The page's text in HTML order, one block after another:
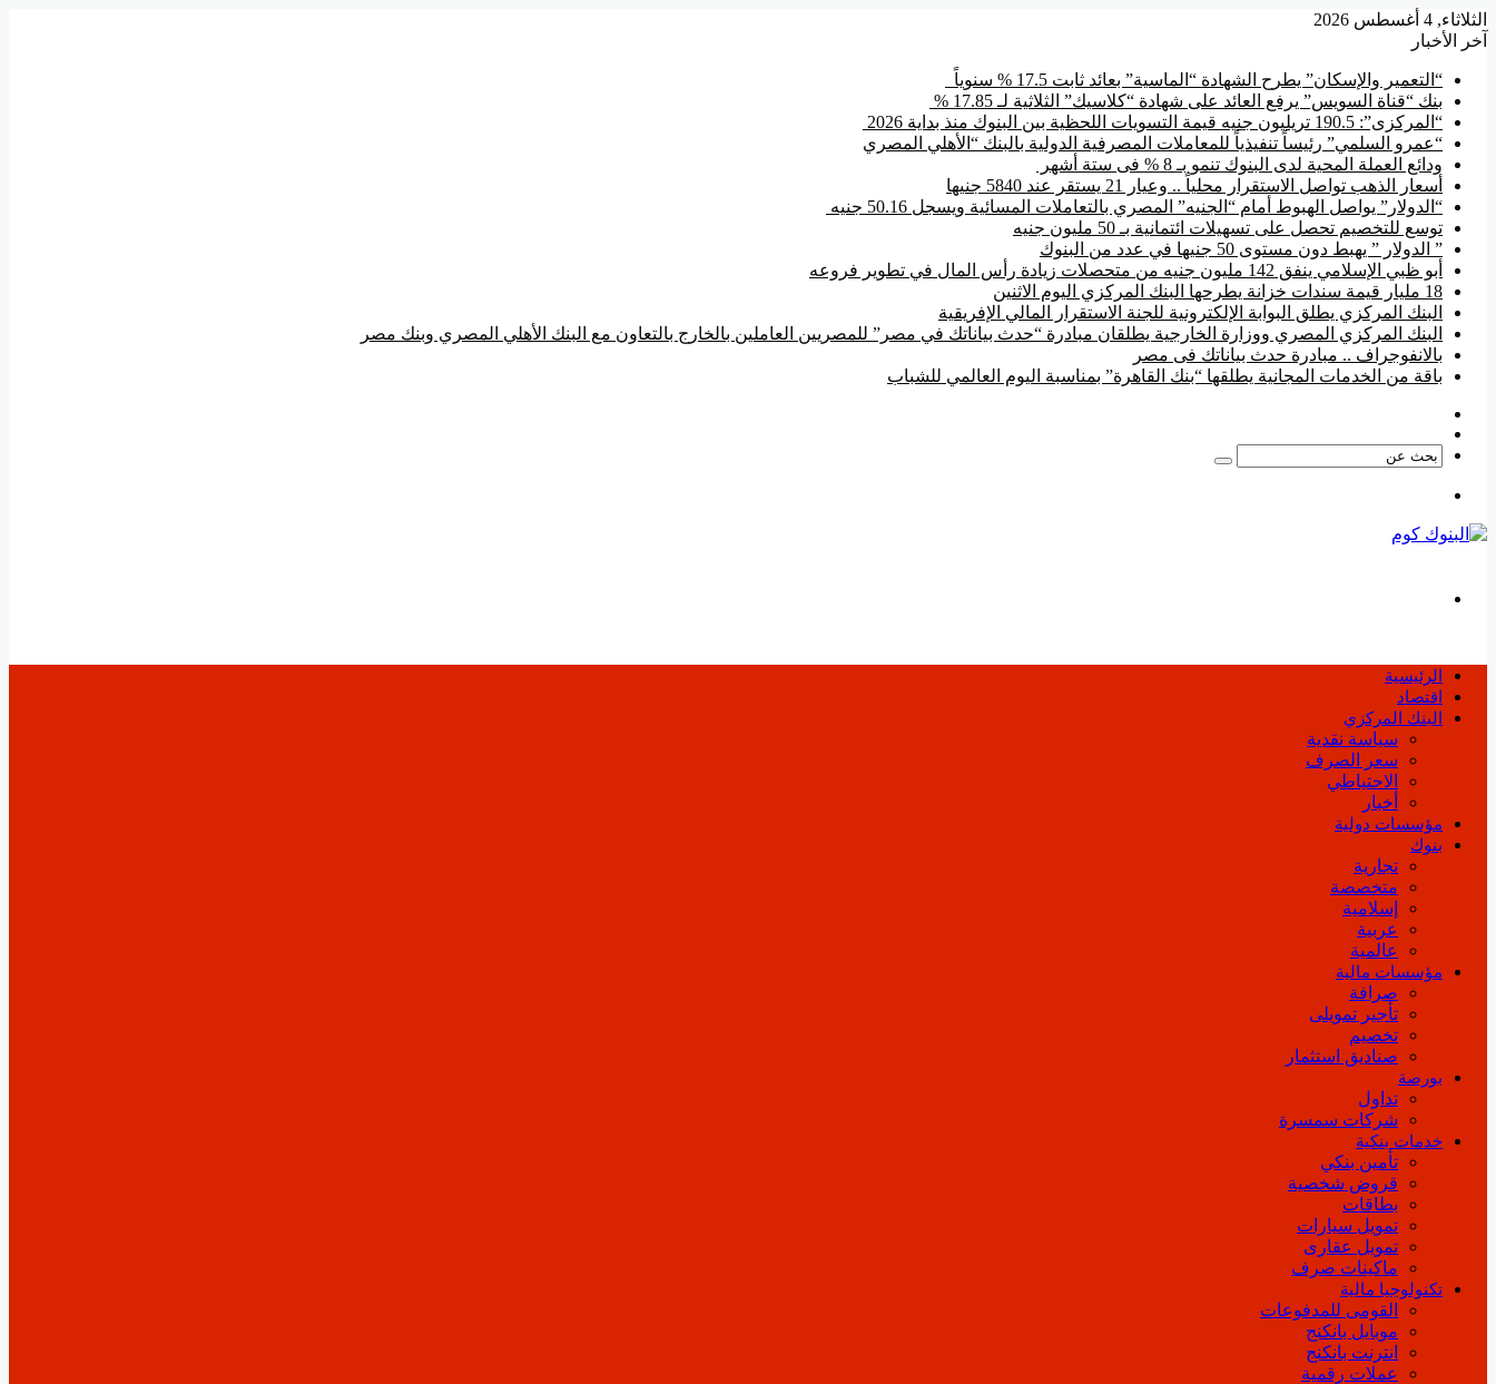
الثلاثاء, 4 أغسطس 2026
آخر الأخبار
“التعمير والإسكان” يطرح الشهادة “الماسية” بعائد ثابت 17.5 % سنوياً
بنك “قناة السويس” يرفع العائد على شهادة “كلاسيك” الثلاثية لـ 17.85 %
“المركزى”: 190.5 تريليون جنيه قيمة التسويات اللحظية بين البنوك منذ بداية 2026
“عمرو السلمي” رئيساً تنفيذياً للمعاملات المصرفية الدولية بالبنك “الأهلي المصري
ودائع العملة المحية لدى البنوك تنمو بـ 8 % فى ستة أشهر
أسعار الذهب تواصل الاستقرار محلياً .. وعيار 21 يستقر عند 5840 جنيها
“الدولار” يواصل الهبوط أمام “الجنيه” المصري بالتعاملات المسائية ويسجل 50.16 جنيه
توسع للتخصيم تحصل على تسهيلات ائتمانية بـ 50 مليون جنيه
” الدولار ” يهبط دون مستوى 50 جنيها في عدد من البنوك
أبو ظبي الإسلامي ينفق 142 مليون جنيه من متحصلات زيادة رأس المال في تطوير فروعه
18 مليار قيمة سندات خزانة يطرحها البنك المركزي اليوم الاثنين
البنك المركزي يطلق البوابة الإلكترونية للجنة الاستقرار المالي الإفريقية
البنك المركزي المصري ووزارة الخارجية يطلقان مبادرة “حدث بياناتك في مصر” للمصريين العاملين بالخارج بالتعاون مع البنك الأهلي المصري وبنك مصر
بالانفوجراف .. مبادرة حدث بياناتك فى مصر
باقة من الخدمات المجانية يطلقها “بنك القاهرة” بمناسبة اليوم العالمي للشباب
بحث
الرئيسية
اقتصاد
البنك المركزي
سياسة نقدية
سعر الصرف
الاحتياطي
أخبار
مؤسسات دولية
بنوك
تجارية
متخصصة
إسلامية
عربية
عالمية
مؤسسات مالية
صرافة
تأجير تمويلى
تخصيم
صناديق استثمار
بورصة
تداول
شركات سمسرة
خدمات بنكية
تأمين بنكي
قروض شخصية
بطاقات
تمويل سيارات
تمويل عقارى
ماكينات صرف
تكنولوجيا مالية
القومى للمدفوعات
موبايل بانكنج
انترنت بانكنج
عملات رقمية